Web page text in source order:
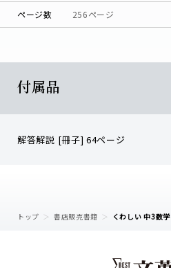
ページ数 256ページ
付属品
解答解説 [冊子] 64ページ
トップ 書店販売書籍 くわしい 中3数学